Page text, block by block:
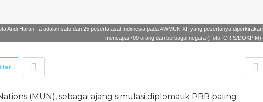
Andi Harun. Ia adalah satu dari 25 peserta asal Indonesia pada AWMUN XII yang pesertanya diperkirakan
mencapai 700 orang dari berbagai negara (Foto: CRIS/DOKPIM).
(MUN), sebagai ajang simulasi diplomatik PBB paling